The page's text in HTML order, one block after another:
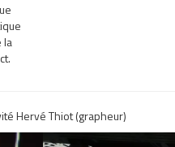
la
Hervé Thiot (grapheur)